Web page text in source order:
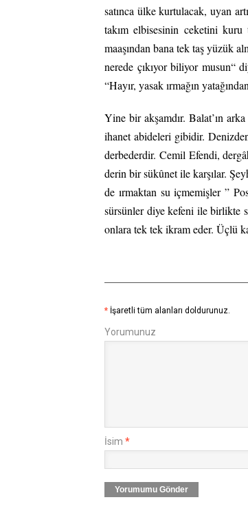
satınca ülke kurtulacak, uyan
takım elbisesinin ceketini
maaşından bana tek taş yüzük
nerede çıkıyor biliyor musun“
“Hayır, yasak ırmağın
Yine bir akşamdır. Balat’ın
ihanet abideleri gibidir. Denizden
derbederdir. Cemil Efendi,
derin bir sükûnet ile karşılar.
de ırmaktan su içmemişler ”
sürsünler diye kefeni ile birlikte
onlara tek tek ikram eder. Üçlü
* İşaretli tüm alanları doldurunuz.
Yorumunuz
İsim *
Yorumumu Gönder